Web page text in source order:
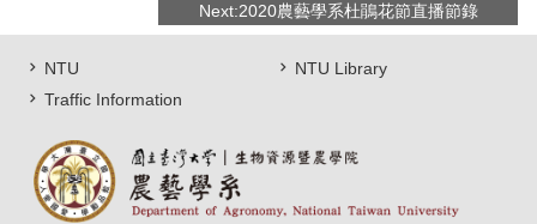
Next:2020農藝學系杜鵑花節直播節錄
NTU
NTU Library
Traffic Information